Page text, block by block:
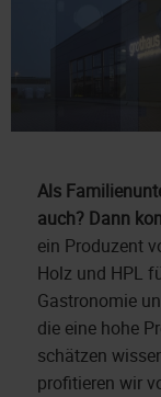
Als
auch? Dann
ein Produzent
Holz und HPL
Gastronomie
die eine hohe
schätzen
profitieren wir